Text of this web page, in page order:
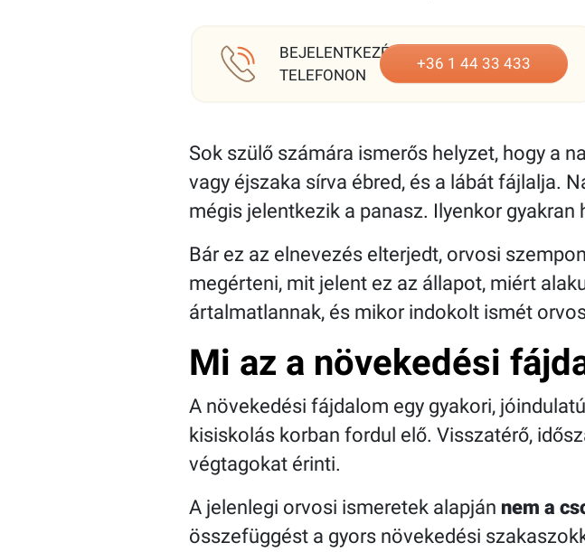
BEJELENTKEZÉS
TELEFONON
+36 1 44 33 433
Sok szülő számára ismerős helyzet, hogy a
vagy éjszaka sírva ébred, és a lábát fájlalja.
mégis jelentkezik a panasz. Ilyenkor gyakran
Bár ez az elnevezés elterjedt, orvosi
megérteni, mit jelent ez az állapot, miért
ártalmatlannak, és mikor indokolt ismét
Mi az a növekedési
A növekedési fájdalom egy gyakori,
kisiskolás korban fordul elő. Visszatérő,
végtagokat érinti.
A jelenlegi orvosi ismeretek alapján nem a
összefüggést a gyors növekedési